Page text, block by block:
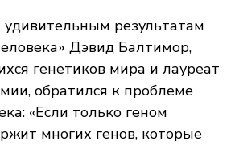
результатам
Дэвид Балтимор,
генетиков мира и лауреат
обратился к проблеме
«Если только геном
многих генов, которые